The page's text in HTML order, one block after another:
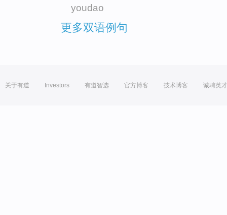
youdao
更多双语例句
关于有道 Investors 有道智选 官方博客 技术博客 诚聘英才